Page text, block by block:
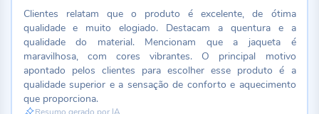
Clientes relatam que o produto é excelente, de ótima
qualidade e muito elogiado. Destacam a quentura e a
qualidade do material. Mencionam que a jaqueta é
maravilhosa, com cores vibrantes. O principal motivo
apontado pelos clientes para escolher esse produto é a
qualidade superior e a sensação de conforto e aquecimento
que proporciona.
Resumo gerado por IA